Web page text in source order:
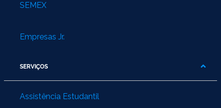
SEMEX
Empresas Jr.
SERVIÇOS
Assistência Estudantil